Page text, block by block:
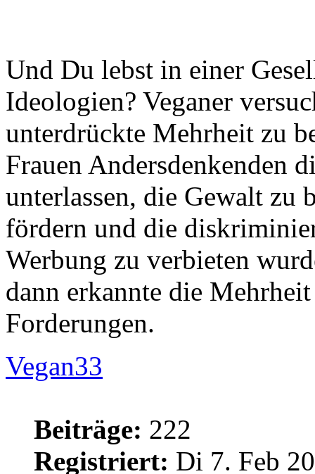
Und Du lebst in einer
Ideologien? Veganer
unterdrückte Mehrheit zu
Frauen Andersdenkenden
unterlassen, die Gewalt zu
fördern und die
Werbung zu verbieten
dann erkannte die
Forderungen.
Vegan33
Beiträge: 222
Registriert: Di 7. Feb